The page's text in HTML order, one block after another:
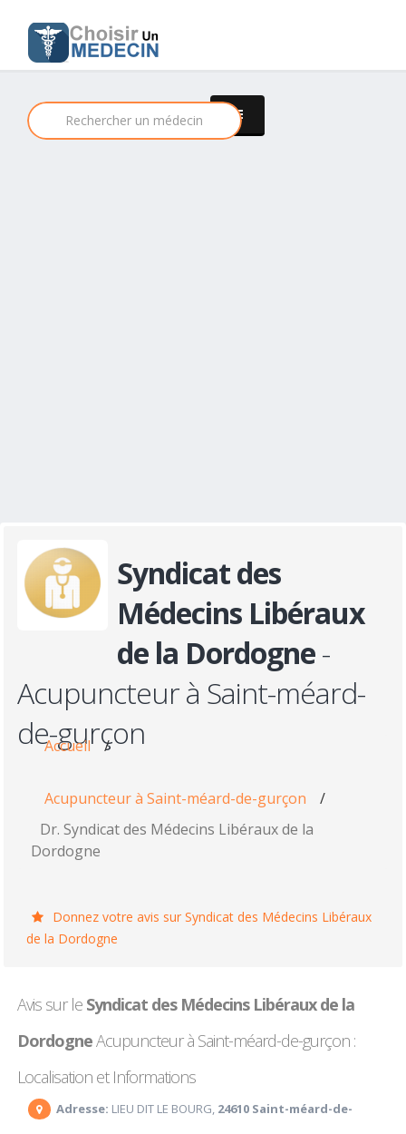
Syndicat des
Médecins Libéraux
de la Dordogne-
Acupuncteur à Saint-méard-
de-gurçon
Accueil /
Acupuncteur à Saint-méard-de-gurçon
/
Dr. Syndicat des Médecins Libéraux de la
Dordogne
Donnez votre avis sur Syndicat des Médecins Libéraux
de la Dordogne
Avis sur le Syndicat des Médecins Libéraux de la
DordogneAcupuncteur à Saint-méard-de-gurçon :
Localisation et Informations
Adresse: LIEU DIT LE BOURG, 24610 Saint-méard-de-